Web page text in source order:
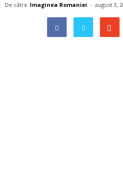
De către Imaginea Romaniei - august 3,